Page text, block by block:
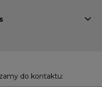
do kontaktu: